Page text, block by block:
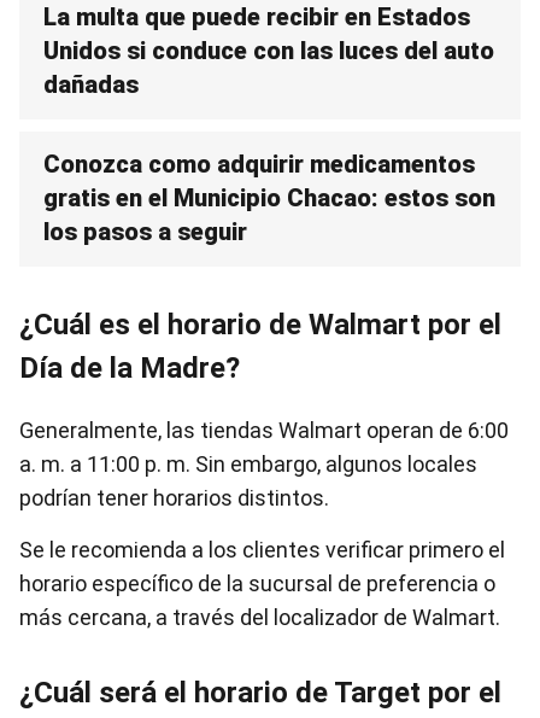
La multa que puede recibir en Estados
Unidos si conduce con las luces del auto
dañadas
Conozca como adquirir medicamentos
gratis en el Municipio Chacao: estos son
los pasos a seguir
¿Cuál es el horario de Walmart por el
Día de la Madre?
Generalmente, las tiendas Walmart operan de 6:00
a. m. a 11:00 p. m. Sin embargo, algunos locales
podrían tener horarios distintos.
Se le recomienda a los clientes verificar primero el
horario específico de la sucursal de preferencia o
más cercana, a través del localizador de Walmart.
¿Cuál será el horario de Target por el